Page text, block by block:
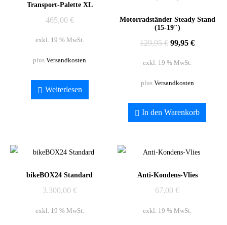
Transport-Palette XL
465,00 €
exkl. 19 % MwSt.
plusVersandkosten
Weiterlesen
Motorradständer Steady Stand
(15-19″)
129,95€ 99,95€
exkl. 19 % MwSt.
plus Versandkosten
In den Warenkorb
bikeBOX24 Standard
3.300,00 €
exkl. 19 % MwSt.
Anti-Kondens-Vlies
67,00€
exkl. 19 % MwSt.